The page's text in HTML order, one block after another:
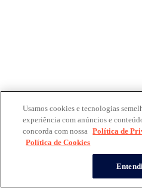
Usamos cookies e tecnologias
experiência com anúncios e
concorda com nossa Política de
Política de Cookies